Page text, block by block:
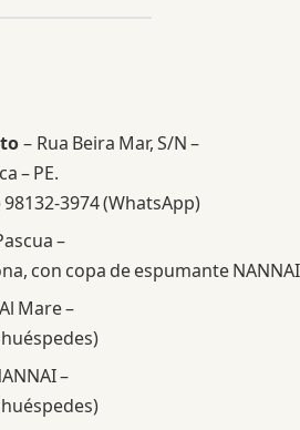
– Rua Beira Mar, S/N –
– PE.
98132‑3974 (WhatsApp)
–
con copa de espumante
Mare –
–